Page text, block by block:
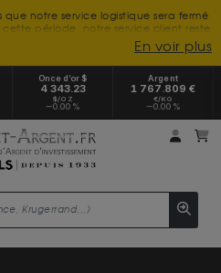
que notre service logistique sera fermé
période, notre service client reste
pouvez nous joindre du lundi au
toute demande d'information.
et vous souhaitons un
été.
En voir plus
Once d’or $
4 343.23
$/OZ
0.00 %
Argent
1 767.809 €
€/KG
0.00 %
Mon